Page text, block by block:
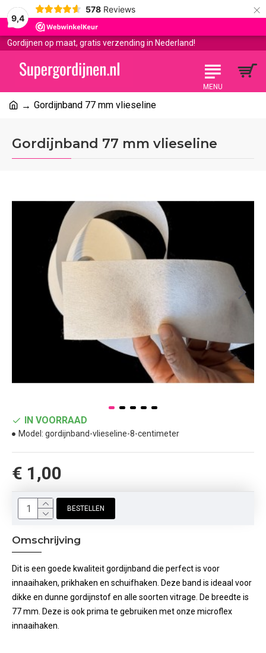
9,4
578 Reviews ×
Gordijnen op maat, gratis verzending in Nederland!
Gordijnband 77 mm vlieseline
Gordijnband 77 mm vlieseline
€ 1,00
IN VOORRAAD
Model: gordijnband-vlieseline-8-centimeter
BESTELLEN
Omschrijving
Dit is een goede kwaliteit gordijnband die perfect is voor
innaaihaken, prikhaken en schuifhaken. Deze band is ideaal voor
dikke en dunne gordijnstof en alle soorten vitrage. De breedte is
77 mm. Deze is ook prima te gebruiken met onze microflex
innaaihaken.